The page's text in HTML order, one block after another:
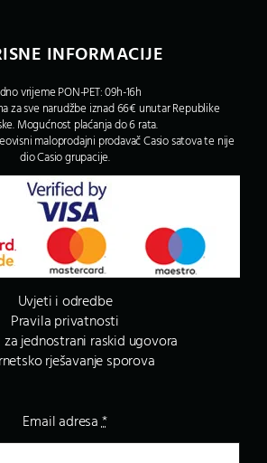
INFORMACIJE
vrijeme PON-PET: 09h-16h
za sve narudžbe iznad 66€ unutar Republike
Mogućnost plaćanja do 6 rata.
maloprodajni prodavač Casio satova te nije
dio Casio grupacije.
Uvjeti i odredbe
Pravila privatnosti
za jednostrani raskid ugovora
rješavanje sporova
Email adresa*